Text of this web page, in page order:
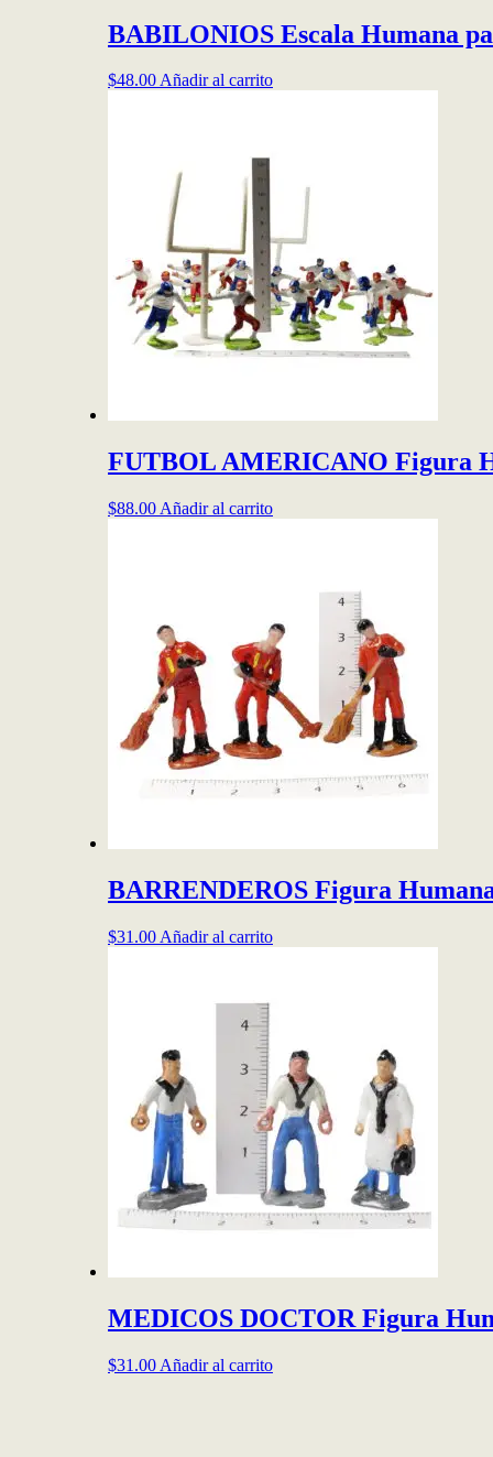
BABILONIOS Escala Humana
$48.00Añadir al carrito
FUTBOL AMERICANO Figura
$88.00 Añadir al carrito
BARRENDEROS Figura
$31.00 Añadir al carrito
MEDICOS DOCTOR Figura
$31.00 Añadir al carrito